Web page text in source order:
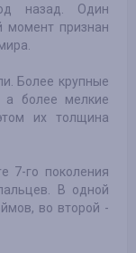
назад. Один
момент признан
Более крупные
а более мелкие
их толщина
7-го поколения
В одной
во второй -